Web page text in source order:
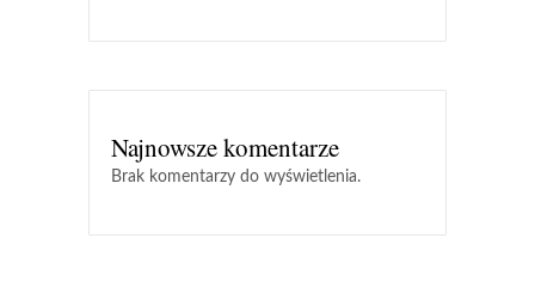
Najnowsze komentarze
Brak komentarzy do wyświetlenia.